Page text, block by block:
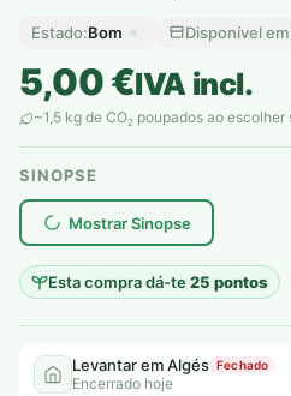
Estado:Bom Disponível
5,00€IVA incl.
~1,5 kg de CO2 poupados ao escolher
SINOPSE
Mostrar Sinopse
Esta compra dá-te25 pontos
plantar árvores reais
Levantar em Algés Fechado
Encerrado hoje